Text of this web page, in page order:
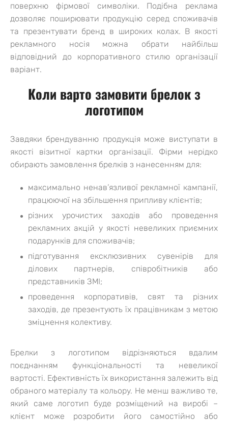
поверхню фірмової символіки. Подібна реклама
дозволяє поширювати продукцію серед споживачів
та презентувати бренд в широких колах. В якості
рекламного носія можна обрати найбільш
відповідний до корпоративного стилю організації
варіант.
Коли варто замовити брелок з
логотипом
Завдяки брендуванню продукція може виступати в
якості візитної картки організації. Фірми нерідко
обирають замовлення брелків з нанесенням для:
максимально ненав’язливої рекламної кампанії,
працюючої на збільшення припливу клієнтів;
різних урочистих заходів або проведення
рекламних акцій у якості невеликих приємних
подарунків для споживачів;
підготування ексклюзивних сувенірів для
ділових партнерів, співробітників або
представників ЗМІ;
проведення корпоративів, свят та різних
заходів, де презентують їх працівникам з метою
зміцнення колективу.
Брелки з логотипом відрізняються вдалим
поєднанням функціональності та невеликої
вартості. Ефективність їх використання залежить від
обраного матеріалу та кольору. Не менш важливо те,
який саме логотип буде розміщений на виробі –
клієнт може розробити його самостійно або